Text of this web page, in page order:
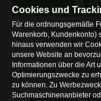
Über uns
Osterfeldsee
Cookies und
Für die ordnungsgemäße
Warenkorb, Kundenkonto)
hinaus verwenden wir
unsere Website an
Informationen über die Art
Optimierungszwecke zu
zu können. Zu
Suchmaschinenanbieter